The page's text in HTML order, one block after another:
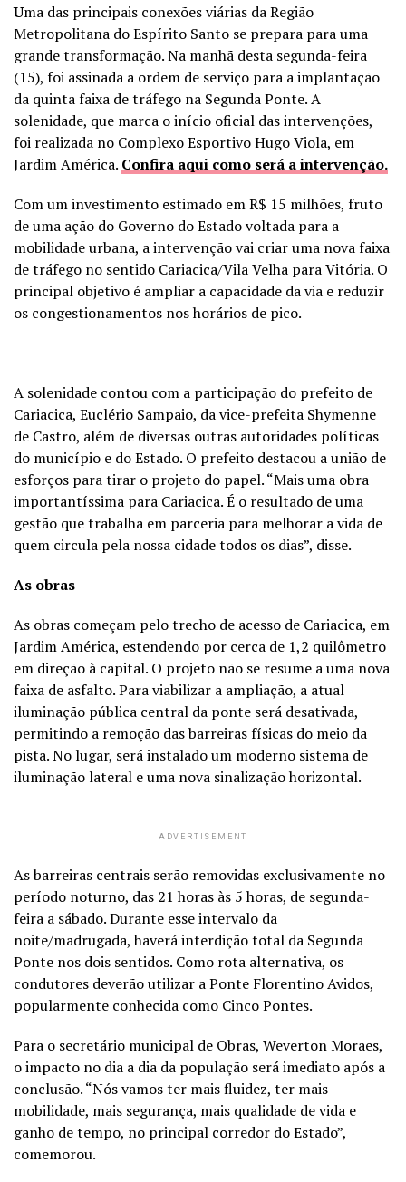
Uma das principais conexões viárias da Região
Metropolitana do Espírito Santo se prepara para uma
grande transformação. Na manhã desta segunda-feira
(15), foi assinada a ordem de serviço para a implantação
da quinta faixa de tráfego na Segunda Ponte. A
solenidade, que marca o início oficial das intervenções,
foi realizada no Complexo Esportivo Hugo Viola, em
Jardim América. Confira aqui como será a intervenção.
Com um investimento estimado em R$ 15 milhões, fruto
de uma ação do Governo do Estado voltada para a
mobilidade urbana, a intervenção vai criar uma nova faixa
de tráfego no sentido Cariacica/Vila Velha para Vitória. O
principal objetivo é ampliar a capacidade da via e reduzir
os congestionamentos nos horários de pico.
A solenidade contou com a participação do prefeito de
Cariacica, Euclério Sampaio, da vice-prefeita Shymenne
de Castro, além de diversas outras autoridades políticas
do município e do Estado. O prefeito destacou a união de
esforços para tirar o projeto do papel. “Mais uma obra
importantíssima para Cariacica. É o resultado de uma
gestão que trabalha em parceria para melhorar a vida de
quem circula pela nossa cidade todos os dias”, disse.
As obras
As obras começam pelo trecho de acesso de Cariacica, em
Jardim América, estendendo por cerca de 1,2 quilômetro
em direção à capital. O projeto não se resume a uma nova
faixa de asfalto. Para viabilizar a ampliação, a atual
iluminação pública central da ponte será desativada,
permitindo a remoção das barreiras físicas do meio da
pista. No lugar, será instalado um moderno sistema de
iluminação lateral e uma nova sinalização horizontal.
ADVERTISEMENT
As barreiras centrais serão removidas exclusivamente no
período noturno, das 21 horas às 5 horas, de segunda-
feira a sábado. Durante esse intervalo da
noite/madrugada, haverá interdição total da Segunda
Ponte nos dois sentidos. Como rota alternativa, os
condutores deverão utilizar a Ponte Florentino Avidos,
popularmente conhecida como Cinco Pontes.
Para o secretário municipal de Obras, Weverton Moraes,
o impacto no dia a dia da população será imediato após a
conclusão. “Nós vamos ter mais fluidez, ter mais
mobilidade, mais segurança, mais qualidade de vida e
ganho de tempo, no principal corredor do Estado”,
comemorou.